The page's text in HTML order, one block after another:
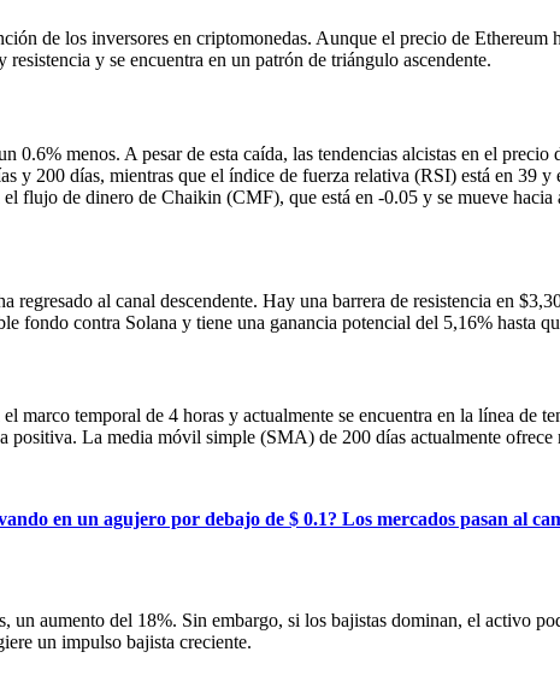
de los inversores en criptomonedas. Aunque el precio de Ethereum
y se encuentra en un patrón de triángulo ascendente.
menos. A pesar de esta caída, las tendencias alcistas en el
y 200 días, mientras que el índice de fuerza relativa (RSI) está en 39 y
flujo de dinero de Chaikin (CMF), que está en -0.05 y se mueve hacia
al canal descendente. Hay una barrera de resistencia en
fondo contra Solana y tiene una ganancia potencial del 5,16% hasta
marco temporal de 4 horas y actualmente se encuentra en la línea de
La media móvil simple (SMA) de 200 días actualmente ofrece
en un agujero por debajo de $ 0.1? Los mercados pasan al
aumento del 18%. Sin embargo, si los bajistas dominan, el activo
un impulso bajista creciente.